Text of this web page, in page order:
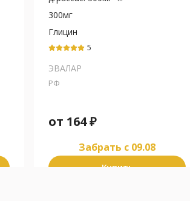
300мг
Глицин
5
ЭВАЛАР
РФ
от 164₽
Забрать c 09.08
Купить